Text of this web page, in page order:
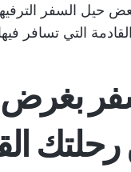
حيل السفر
التي تسافر